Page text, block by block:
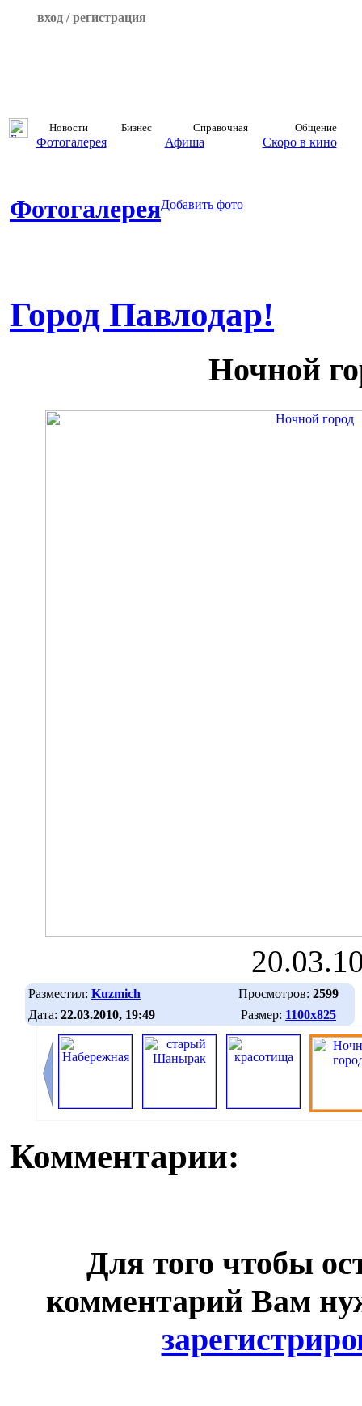
вход / регистрация
Новости Бизнес Справочная Общение
Фотогалерея Афиша Скоро в кино
ФотогалереяДобавить фото
Город Павлодар!
Ночной
Разместил: Kuzmich Просмотров: 2599
Дата: 22.03.2010, 19:49 Размер: 1100х825
Комментарии:
Для того чтобы
комментарий Вам